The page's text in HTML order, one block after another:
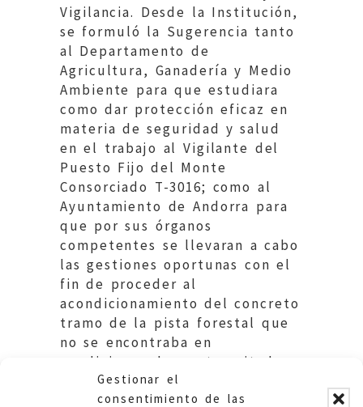
Gestionar el
consentimiento de las
Vigilancia. Desde la Institución,
se formuló la Sugerencia tanto
al Departamento de
Agricultura, Ganadería y Medio
Ambiente para que estudiara
como dar protección eficaz en
materia de seguridad y salud
en el trabajo al Vigilante del
Puesto Fijo del Monte
Consorciado T-3016; como al
Ayuntamiento de Andorra para
que por sus órganos
competentes se llevaran a cabo
las gestiones oportunas con el
fin de proceder al
acondicionamiento del concreto
tramo de la pista forestal que
no se encontraba en
condiciones de ser transitado
por automóvil.